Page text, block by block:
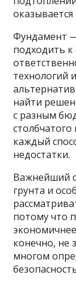
Фундамент
подходить
технологий
найти
с разным
каждый
недостатки.
Важнейший
грунта и
потому что
конечно, не
многом